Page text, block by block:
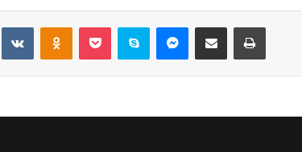
VKontakteOdnoklassniki
Pocket Skype Messenger
E-Posta ile paylaş Yazdır